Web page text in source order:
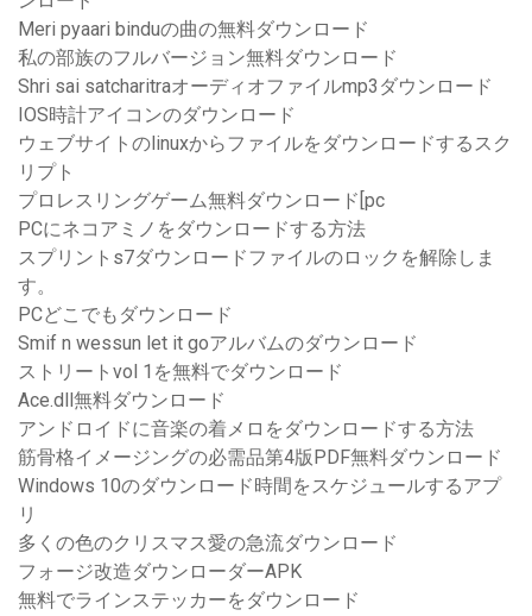
Meri pyaari binduの曲の無料ダウンロード
私の部族のフルバージョン無料ダウンロード
Shri sai satcharitraオーディオファイルmp3ダウンロード
IOS時計アイコンのダウンロード
ウェブサイトのlinuxからファイルをダウンロードするスク
リプト
プロレスリングゲーム無料ダウンロード[pc
PCにネコアミノをダウンロードする方法
スプリントs7ダウンロードファイルのロックを解除しま
す。
PCどこでもダウンロード
Smif n wessun let it goアルバムのダウンロード
ストリートvol 1を無料でダウンロード
Ace.dll無料ダウンロード
アンドロイドに音楽の着メロをダウンロードする方法
筋骨格イメージングの必需品第4版PDF無料ダウンロード
Windows 10のダウンロード時間をスケジュールするアプ
リ
多くの色のクリスマス愛の急流ダウンロード
フォージ改造ダウンローダーAPK
無料でラインステッカーをダウンロード